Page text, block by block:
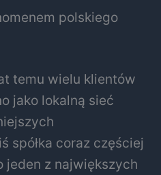
polskiego
temu wielu klientów
jako lokalną sieć
spółka coraz częściej
jeden z największych